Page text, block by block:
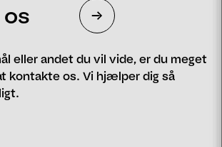
eller andet du vil vide, er du meget
kontakte os. Vi hjælper dig så